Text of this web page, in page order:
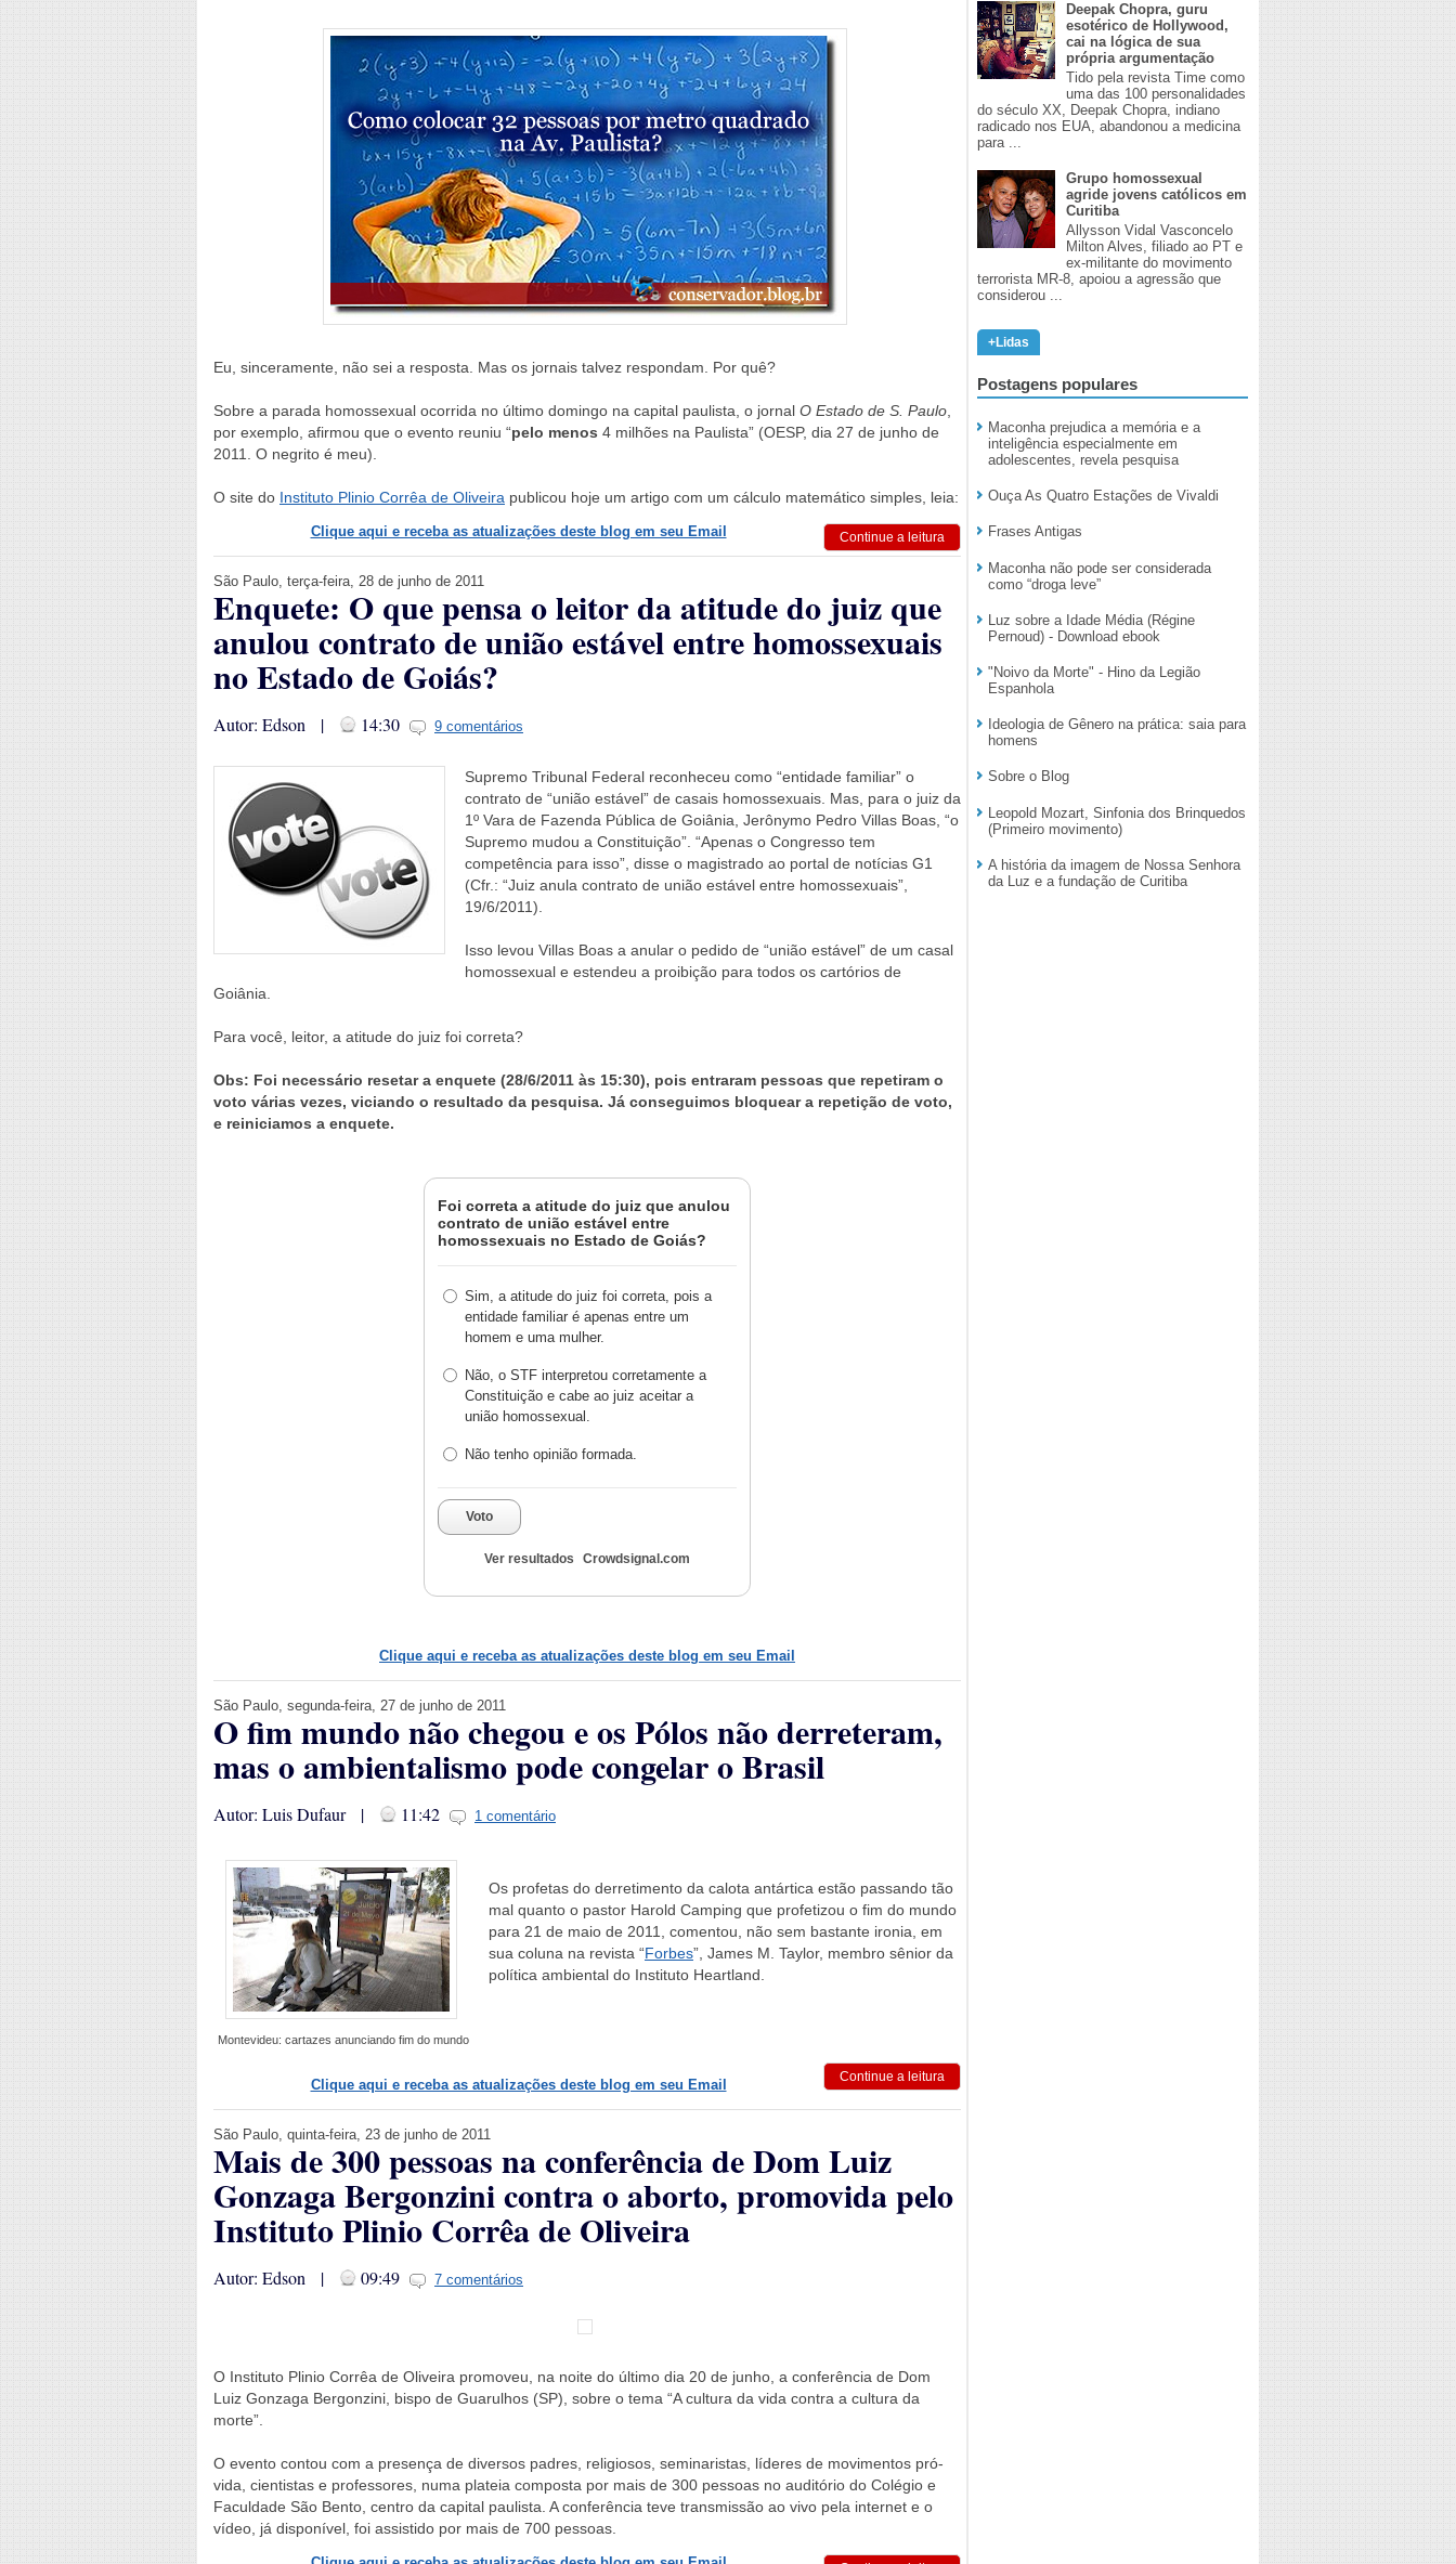
Eu, sinceramente, não sei a resposta. Mas os jornais talvez respondam. Por quê?
Sobre a parada homossexual ocorrida no último domingo na capital paulista, o jornal O Estado de S. Paulo,
por exemplo, afirmou que o evento reuniu “pelo menos 4 milhões na Paulista” (OESP, dia 27 de junho de
2011. O negrito é meu).
O site do Instituto Plinio Corrêa de Oliveira publicou hoje um artigo com um cálculo matemático simples, leia:
Continue a leitura
Clique aqui e receba as atualizações deste blog em seu Email
São Paulo, terça-feira, 28 de junho de 2011
Enquete: O que pensa o leitor da atitude do juiz que
anulou contrato de união estável entre homossexuais
no Estado de Goiás?
Autor: Edson | 14:30 9 comentários
Supremo Tribunal Federal reconheceu como “entidade familiar” o
contrato de “união estável” de casais homossexuais. Mas, para o juiz da
1º Vara de Fazenda Pública de Goiânia, Jerônymo Pedro Villas Boas, “o
Supremo mudou a Constituição”. “Apenas o Congresso tem
competência para isso”, disse o magistrado ao portal de notícias G1
(Cfr.: “Juiz anula contrato de união estável entre homossexuais”,
19/6/2011).
Isso levou Villas Boas a anular o pedido de “união estável” de um casal
homossexual e estendeu a proibição para todos os cartórios de
Goiânia.
Para você, leitor, a atitude do juiz foi correta?
Obs: Foi necessário resetar a enquete (28/6/2011 às 15:30), pois entraram pessoas que repetiram o
voto várias vezes, viciando o resultado da pesquisa. Já conseguimos bloquear a repetição de voto,
e reiniciamos a enquete.
Foi correta a atitude do juiz que anulou
contrato de união estável entre
homossexuais no Estado de Goiás?
Sim, a atitude do juiz foi correta, pois a
entidade familiar é apenas entre um
homem e uma mulher.
Não, o STF interpretou corretamente a
Constituição e cabe ao juiz aceitar a
união homossexual.
Não tenho opinião formada.
Voto
Ver resultados Crowdsignal.com
Clique aqui e receba as atualizações deste blog em seu Email
São Paulo, segunda-feira, 27 de junho de 2011
O fim mundo não chegou e os Pólos não derreteram,
mas o ambientalismo pode congelar o Brasil
Autor: Luis Dufaur | 11:42 1 comentário
Montevideu: cartazes anunciando fim do mundo
Os profetas do derretimento da calota antártica estão passando tão
mal quanto o pastor Harold Camping que profetizou o fim do mundo
para 21 de maio de 2011, comentou, não sem bastante ironia, em
sua coluna na revista “Forbes”, James M. Taylor, membro sênior da
política ambiental do Instituto Heartland.
Continue a leitura
Clique aqui e receba as atualizações deste blog em seu Email
São Paulo, quinta-feira, 23 de junho de 2011
Mais de 300 pessoas na conferência de Dom Luiz
Gonzaga Bergonzini contra o aborto, promovida pelo
Instituto Plinio Corrêa de Oliveira
Autor: Edson | 09:49 7 comentários
O Instituto Plinio Corrêa de Oliveira promoveu, na noite do último dia 20 de junho, a conferência de Dom
Luiz Gonzaga Bergonzini, bispo de Guarulhos (SP), sobre o tema “A cultura da vida contra a cultura da
morte”.
O evento contou com a presença de diversos padres, religiosos, seminaristas, líderes de movimentos pró-
vida, cientistas e professores, numa plateia composta por mais de 300 pessoas no auditório do Colégio e
Faculdade São Bento, centro da capital paulista. A conferência teve transmissão ao vivo pela internet e o
vídeo, já disponível, foi assistido por mais de 700 pessoas.
Deepak Chopra, guru
esotérico de Hollywood,
cai na lógica de sua
própria argumentação
Tido pela revista Time como
uma das 100 personalidades
do século XX, Deepak Chopra, indiano
radicado nos EUA, abandonou a medicina
para ...
Grupo homossexual
agride jovens católicos em
Curitiba
Allysson Vidal Vasconcelo
Milton Alves, filiado ao PT e
ex-militante do movimento
terrorista MR-8, apoiou a agressão que
considerou ...
+Lidas
Postagens populares
Maconha prejudica a memória e a
inteligência especialmente em
adolescentes, revela pesquisa
Ouça As Quatro Estações de Vivaldi
Frases Antigas
Maconha não pode ser considerada
como “droga leve”
Luz sobre a Idade Média (Régine
Pernoud) - Download ebook
"Noivo da Morte" - Hino da Legião
Espanhola
Ideologia de Gênero na prática: saia para
homens
Sobre o Blog
Leopold Mozart, Sinfonia dos Brinquedos
(Primeiro movimento)
A história da imagem de Nossa Senhora
da Luz e a fundação de Curitiba